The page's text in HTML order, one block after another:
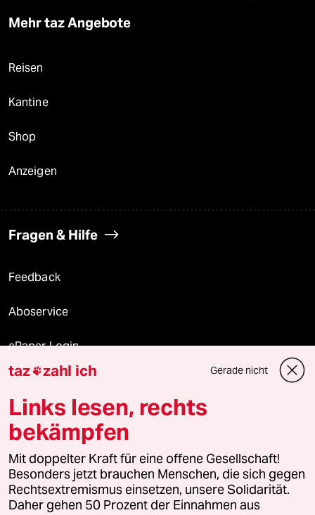
Mehr taz Angebote
Reisen
Kantine
Shop
Anzeigen
Fragen & Hilfe
Feedback
Aboservice
ePaper Login
Downloads für Abonnierende
© 2026 taz Verlags und Vertriebs GmbH
Alle Rechte vorbehalten. Bei rechtlichen Fragen oder für Genehmigungen
wenden Sie sich bitte an
lizenzen@taz.de
Feedback Redaktionsstatut Kommune-Richtlinien
taz zahl ich Gerade nicht
Links lesen, rechts
bekämpfen
Mit doppelter Kraft für eine offene Gesellschaft!
Besonders jetzt brauchen Menschen, die sich gegen
Rechtsextremismus einsetzen, unsere Solidarität.
Daher gehen 50 Prozent der Einnahmen aus